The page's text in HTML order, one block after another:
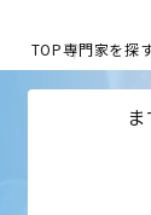
TOP専門家を探